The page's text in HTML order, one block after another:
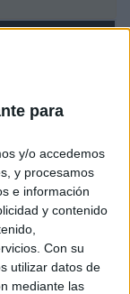
para
y/o accedemos
y procesamos
e información
y contenido
Con su
utilizar datos de
mediante las